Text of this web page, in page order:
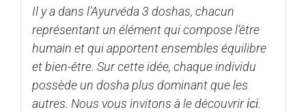
Il y a dans l’Ayurvéda 3 doshas, chacun
représentant un élément qui compose l’être
humain et qui apportent ensembles équilibre
et bien-être. Sur cette idée, chaque individu
possède un doshaplus dominant que les
autres. Nous vous invitons à le découvririci.